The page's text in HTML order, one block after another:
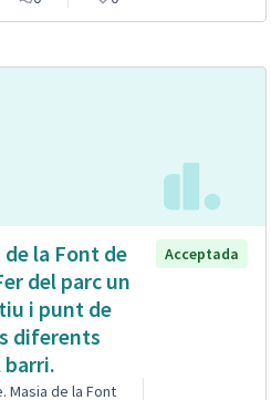
de la Font de
del parc un
i punt de
diferents
Acceptada
Masia de la Font